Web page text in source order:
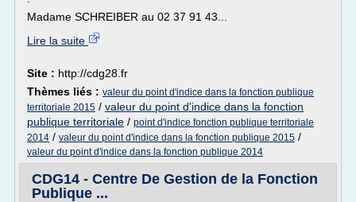
Madame SCHREIBER au 02 37 91 43...
Lire la suite
Site : http://cdg28.fr
Thèmes liés : valeur du point d'indice dans la fonction publique
territoriale 2015 / valeur du point d'indice dans la fonction
publique territoriale / point d'indice fonction publique territoriale
2014 / valeur du point d'indice dans la fonction publique 2015 /
valeur du point d'indice dans la fonction publique 2014
CDG14 - Centre De Gestion de la Fonction
Publique ...